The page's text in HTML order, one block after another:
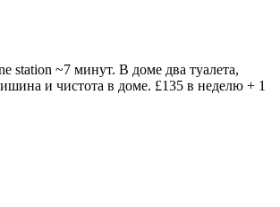
station ~7 минут. В доме два туалета,
и чистота в доме. £135 в неделю + 1